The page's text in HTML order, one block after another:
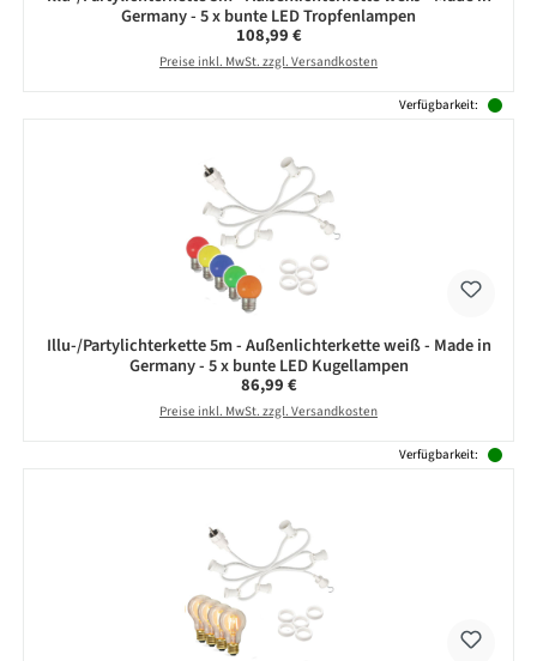
Germany - 5 x bunte LED Tropfenlampen
Regulärer Preis:
108,99 €
Preise inkl. MwSt. zzgl. Versandkosten
Verfügbarkeit:
Illu-/Partylichterkette 5m - Außenlichterkette weiß - Made in
Germany - 5 x bunte LED Kugellampen
Regulärer Preis:
86,99 €
Preise inkl. MwSt. zzgl. Versandkosten
Verfügbarkeit: